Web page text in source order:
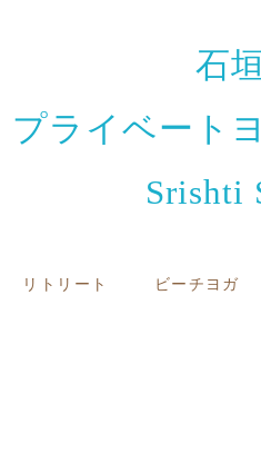
石
プライベート
Srishti
リトリート ビーチヨガ